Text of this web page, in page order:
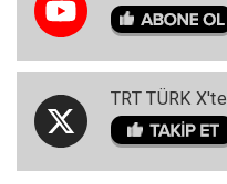
TRT TÜRK X'te